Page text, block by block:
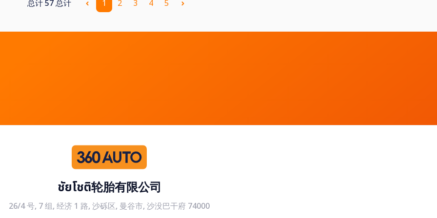
总计 57 总计 1 2 3 4 5
ชัยโชติ轮胎有限公司
26/4 号, 7 组, 经济 1 路, 沙砾区, 曼谷市, 沙没巴干府 74000